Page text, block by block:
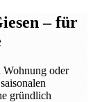
– für
oder
gründlich